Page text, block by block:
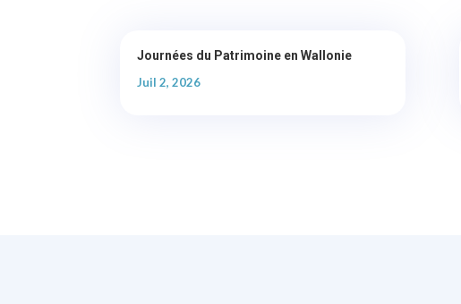
Journées du Patrimoine en Wallonie
Juil 2, 2026